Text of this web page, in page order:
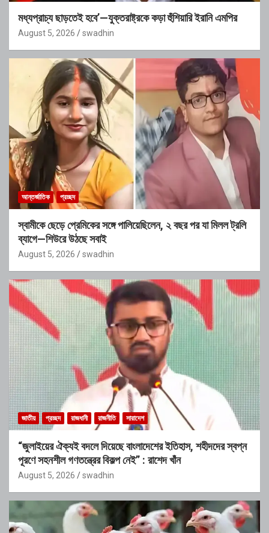
মধ্যপ্রাচ্য ছাড়তেই হবে’—যুক্তরাষ্ট্রকে কড়া হুঁশিয়ারি ইরানি এমপির
August 5, 2026 swadhin
আন্তর্জাতিক প্রচ্ছদ
স্বামীকে ছেড়ে প্রেমিকের সঙ্গে পালিয়েছিলেন, ২ বছর পর যা মিলল ট্রলি
ব্যাগে—শিউরে উঠছে সবাই
August 5, 2026 swadhin
জাতীয় প্রচ্ছদ রাজধানী রাজনীতি সারাদেশ
“জুলাইয়ের ঐক্যই বদলে দিয়েছে বাংলাদেশের ইতিহাস, শহীদদের স্বপ্ন
পূরণে সহনশীল গণতন্ত্রের বিকল্প নেই” : রাশেদ খাঁন
August 5, 2026 swadhin